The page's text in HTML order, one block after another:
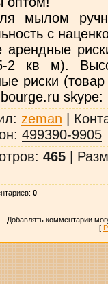
мылом
с
арендные
2 кв м).
риски
: zeman |
: 499390-9905
: 465|
: 0
Добавлять комментарии
[